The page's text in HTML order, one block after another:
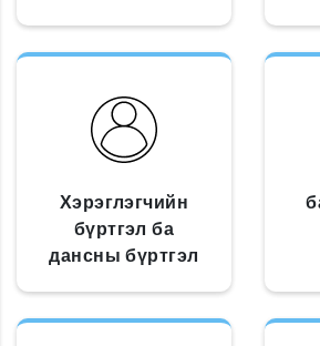
Хэрэглэгчийн
бүртгэл ба
дансны бүртгэл